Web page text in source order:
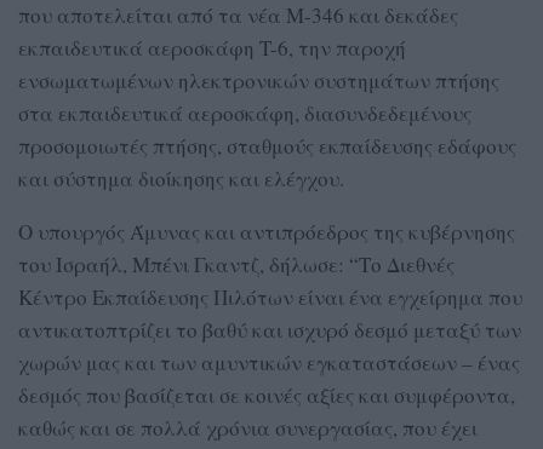
που αποτελείται από τα νέα M-346 και δεκάδες
εκπαιδευτικά αεροσκάφη T-6, την παροχή
ενσωματωμένων ηλεκτρονικών συστημάτων πτήσης
στα εκπαιδευτικά αεροσκάφη, διασυνδεδεμένους
προσομοιωτές πτήσης, σταθμούς εκπαίδευσης εδάφους
και σύστημα διοίκησης και ελέγχου.
Ο υπουργός Άμυνας και αντιπρόεδρος της κυβέρνησης
του Ισραήλ, Μπένι Γκαντζ, δήλωσε: “Το Διεθνές
Κέντρο Εκπαίδευσης Πιλότων είναι ένα εγχείρημα που
αντικατοπτρίζει το βαθύ και ισχυρό δεσμό μεταξύ των
χωρών μας και των αμυντικών εγκαταστάσεων – ένας
δεσμός που βασίζεται σε κοινές αξίες και συμφέροντα,
καθώς και σε πολλά χρόνια συνεργασίας, που έχει